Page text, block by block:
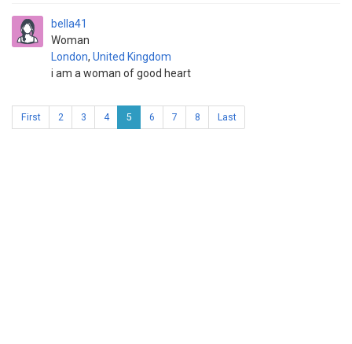
bella41
Woman
London, United Kingdom
i am a woman of good heart
First 2 3 4 5 6 7 8 Last